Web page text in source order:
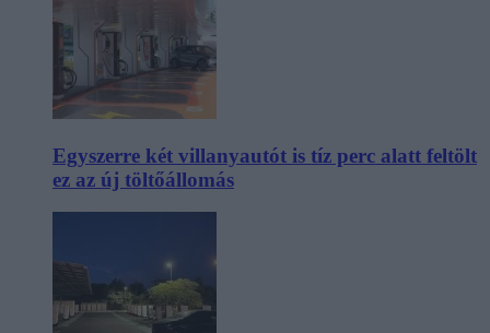
Egyszerre két villanyautót is tíz perc alatt feltölt
ez az új töltőállomás